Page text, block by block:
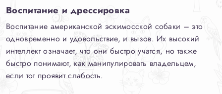
Воспитание и дрессировка
Воспитание американской эскимосской собаки – это
одновременно и удовольствие, и вызов. Их высокий
интеллект означает, что они быстро учатся, но также
быстро понимают, как манипулировать владельцем,
если тот проявит слабость.